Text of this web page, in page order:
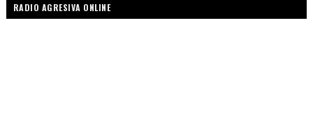
RADIO AGRESIVA ONLINE